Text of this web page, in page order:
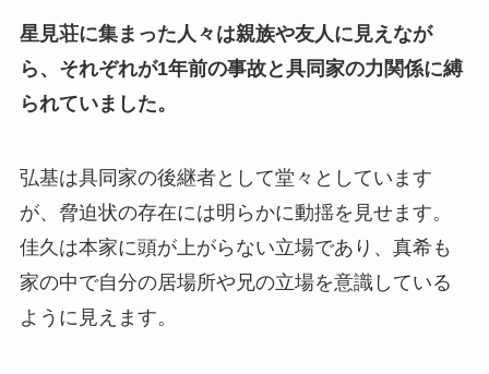
星見荘に集まった人々は親族や友人に見えなが
ら、それぞれが1年前の事故と具同家の力関係に縛
られていました。
弘基は具同家の後継者として堂々としています
が、脅迫状の存在には明らかに動揺を見せます。
佳久は本家に頭が上がらない立場であり、真希も
家の中で自分の居場所や兄の立場を意識している
ように見えます。